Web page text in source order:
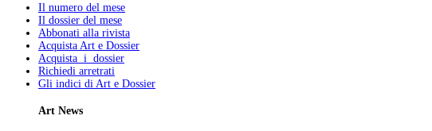
Il numero del mese
Il dossier del mese
Abbonati alla rivista
Acquista Art e Dossier
Acquista i dossier
Richiedi arretrati
Gli indici di Art e Dossier
Art News